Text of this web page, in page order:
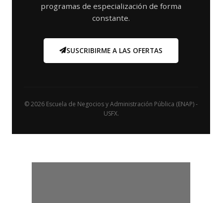
programas de especialización de forma
constante.
SUSCRIBIRME A LAS OFERTAS
© 2026 Escuela de Negocios y Administración Pública (ENAP) -
USFX.